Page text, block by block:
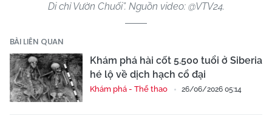
Di chỉ Vườn Chuối”. Nguồn video: @VTV24.
BÀI LIÊN QUAN
Khám phá hài cốt 5.500 tuổi ở Siberia
hé lộ về dịch hạch cổ đại
Khám phá - Thể thao 26/06/2026 05:14